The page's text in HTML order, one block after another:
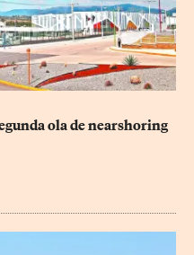
ola de nearshoring